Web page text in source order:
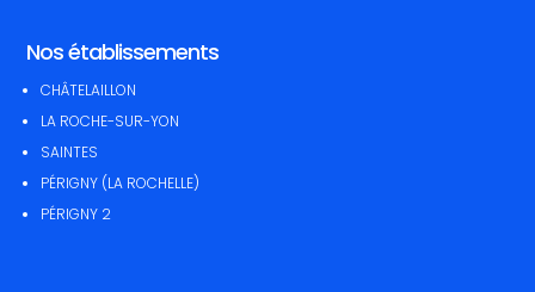
Nos établissements
CHÂTELAILLON
LA ROCHE-SUR-YON
SAINTES
PÉRIGNY (LA ROCHELLE)
PÉRIGNY 2